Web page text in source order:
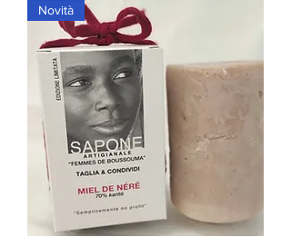
Novità